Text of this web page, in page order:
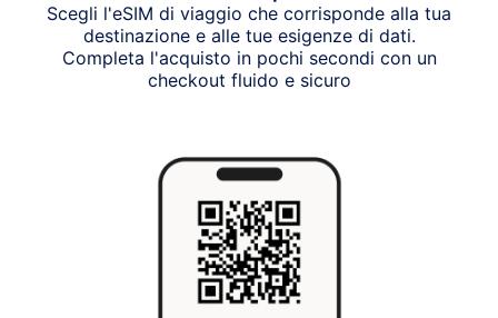
Scegli l'eSIM di viaggio che corrisponde alla tua
destinazione e alle tue esigenze di dati.
Completa l'acquisto in pochi secondi con un
checkout fluido e sicuro